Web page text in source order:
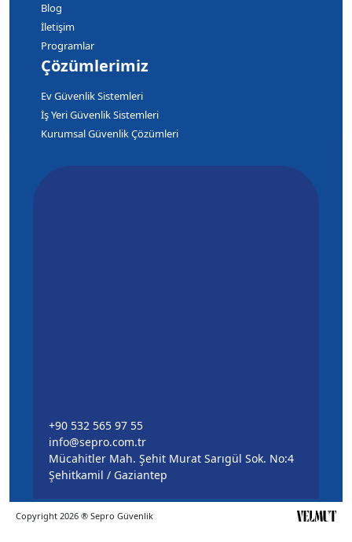
Blog
İletişim
Programlar
Çözümlerimiz
Ev Güvenlik Sistemleri
İş Yeri Güvenlik Sistemleri
Kurumsal Güvenlik Çözümleri
Copyright 2026 ® Sepro Güvenlik
+90 532 565 97 55
info@sepro.com.tr
Mücahitler Mah. Şehit Murat Sarıgül Sok. No:4
Şehitkamil / Gaziantep